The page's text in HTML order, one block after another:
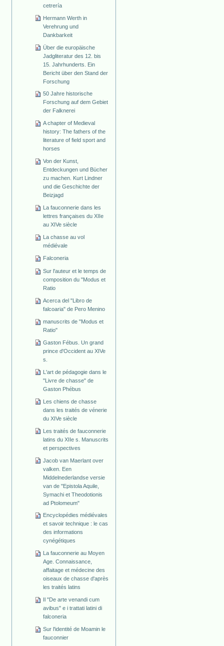
cetrería
Hermann Werth in
Verehrung und
Dankbarkeit
Über die europäische
Jadgliteratur des 12. bis
15. Jahrhunderts. Ein
Bericht über den Stand der
Forschung
50 Jahre historische
Forschung auf dem Gebiet
der Falknerei
A chapter of Medieval
history: The fathers of the
literature of field sport and
horses
Von der Kunst,
Entdeckungen und Bücher
zu machen. Kurt Lindner
und die Geschichte der
Beizjagd
La fauconnerie dans les
lettres françaises du XIIe
au XIVe siècle
La chasse au vol
médiévale
Falconeria
Sur l'auteur et le temps de
composition du "Modus et
Ratio
Acerca del "Libro de
falcoaria" de Pero Menino
manuscrits de "Modus et
Ratio"
Gaston Fébus. Un grand
prince d'Occident au XIVe
s.
L'art de pédagogie dans le
"Livre de chasse" de
Gaston Phébus
Les chiens de chasse
dans les traités de vénerie
du XIVe siècle
Les traités de fauconnerie
latins du XIIe s. Manuscrits
et perspectives
Jacob van Maerlant over
valken. Een
Middelnederlandse versie
van de "Epistola Aquile,
Symachi et Theodotionis
ad Ptolomeum"
Encyclopédies médiévales
et savoir technique : le cas
des informations
cynégétiques
La fauconnerie au Moyen
Age. Connaissance,
affaitage et médecine des
oiseaux de chasse d'après
les traités latins
Il "De arte venandi cum
avibus" e i trattati latini di
falconeria
Sur l'identité de Moamin le
fauconnier